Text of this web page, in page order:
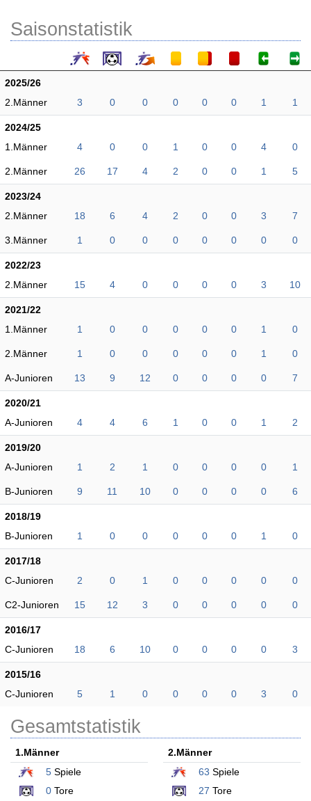
Saisonstatistik
2025/26
2.Männer
3 0 0 0 0 0 1 1
2024/25
1.Männer
4 0 0 1 0 0 4 0
2.Männer 26 17 4 2 0 0 1 5
2023/24
2.Männer
18 6 4 2 0 0 3 7
3.Männer 1 0 0 0 0 0 0 0
2022/23
2.Männer
15 4 0 0 0 0 3 10
2021/22
1.Männer
1 0 0 0 0 0 1 0
2.Männer 1 0 0 0 0 0 1 0
A-Junioren 13 9 12 0 0 0 0 7
2020/21
A-Junioren
4 4 6 1 0 0 1 2
2019/20
A-Junioren
1 2 1 0 0 0 0 1
B-Junioren 9 11 10 0 0 0 0 6
2018/19
B-Junioren
1 0 0 0 0 0 1 0
2017/18
C-Junioren
2 0 1 0 0 0 0 0
C2-Junioren 15 12 3 0 0 0 0 0
2016/17
C-Junioren
18 6 10 0 0 0 0 3
2015/16
C-Junioren
5 1 0 0 0 0 3 0
Gesamtstatistik
1.Männer
5 Spiele
0 Tore
2.Männer
63 Spiele
27 Tore